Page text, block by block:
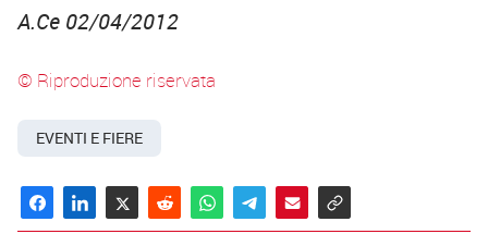
A.Ce 02/04/2012
© Riproduzione riservata
EVENTI E FIERE